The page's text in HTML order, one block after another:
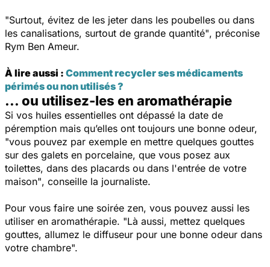
"Surtout, évitez de les jeter dans les poubelles ou dans
les canalisations, surtout de grande quantité", préconise
Rym Ben Ameur.
À lire aussi : Comment recycler ses médicaments
périmés ou non utilisés ?
... ou utilisez-les en aromathérapie
Si vos huiles essentielles ont dépassé la date de
péremption mais qu’elles ont toujours une bonne odeur,
"vous pouvez par exemple en mettre quelques gouttes
sur des galets en porcelaine, que vous posez aux
toilettes, dans des placards ou dans l'entrée de votre
maison", conseille la journaliste.
Pour vous faire une soirée zen, vous pouvez aussi les
utiliser en aromathérapie. "Là aussi, mettez quelques
gouttes, allumez le diffuseur pour une bonne odeur dans
votre chambre".